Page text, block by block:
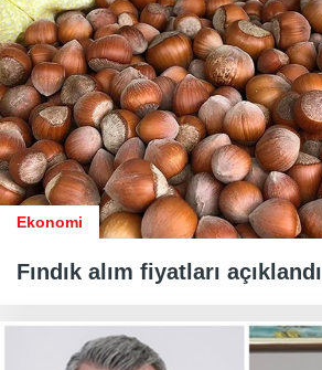
Ekonomi
Fındık alım fiyatları açıklandı